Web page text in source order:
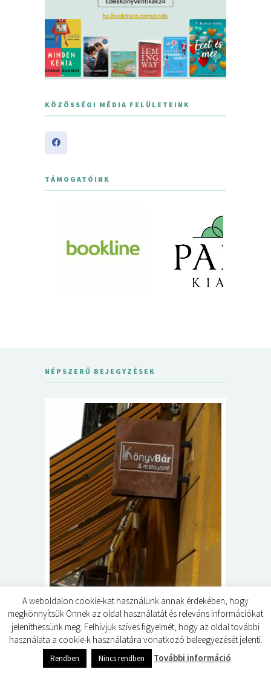
KÖZÖSSÉGI MÉDIA FELÜLETEINK
TÁMOGATÓINK
NÉPSZERŰ BEJEGYZÉSEK
Egy különleges étterem és bár-
könyvmolyoknak mindenképp
Dalma
10 ÉV EZELŐTT
A weboldalon cookie-kat használunk annak érdekében, hogy
megkönnyítsük Önnek az oldal használatát és releváns információkat
jeleníthessünk meg. Felhívjuk szíves figyelmét, hogy az oldal további
használata a cookie-k használatára vonatkozó beleegyezését jelenti.
Rendben Nincs rendben További információ